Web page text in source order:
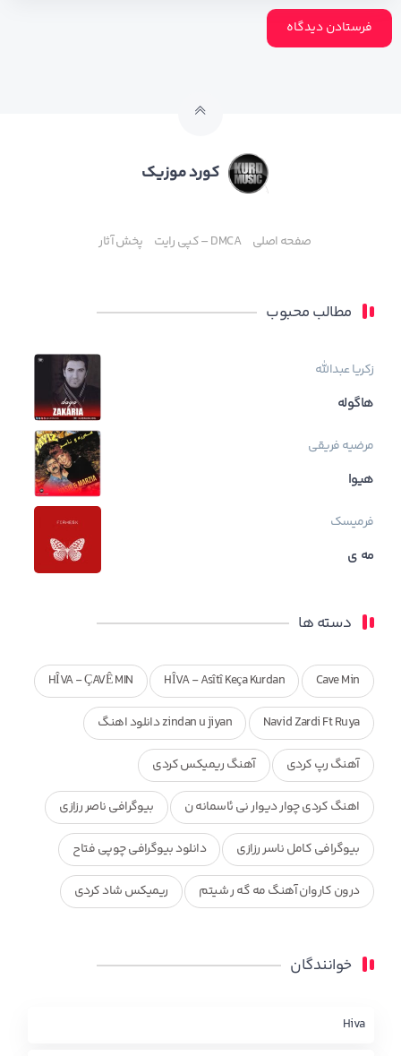
کورد موزیک
صفحه اصلی DMCA – کپی رایت پخش آثار
مطالب محبوب
زکریا عبدالله
هاگوله
مرضیه فریقی
هیوا
فرمیسک
مه ی
دسته ها
Cave Min
HÎVA - Asîtî Keça Kurdan
HÎVA - ÇAVÊ MIN
Navid Zardi Ft Ruya zindan u jiyan دانلود اهنگ
آهنگ رپ کردی آهنگ ریمیکس کردی
اهنگ کردی چوار دیوار نی ئاسمانه ن بیوگرافی ناصر رزازی
بیوگرافی کامل ناسر رزازی دانلود بیوگرافی چوپی فتاح
درون کاروان آهنگ مه گه ر شیتم ریمیکس شاد کردی
محمد جزا
چاو من
خوانندگان
Hiva